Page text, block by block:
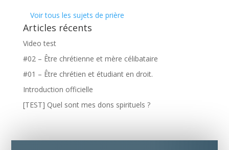
Voir tous les sujets de prière
Articles récents
Video test
#02 – Être chrétienne et mère célibataire
#01 – Être chrétien et étudiant en droit.
Introduction officielle
[TEST] Quel sont mes dons spirituels ?